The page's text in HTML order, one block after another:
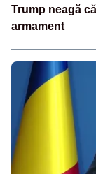
Trump neagă
armament